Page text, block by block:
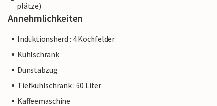
plätze)
Annehmlichkeiten
Induktionsherd : 4 Kochfelder
Kühlschrank
Dunstabzug
Tiefkühlschrank : 60 Liter
Kaffeemaschine